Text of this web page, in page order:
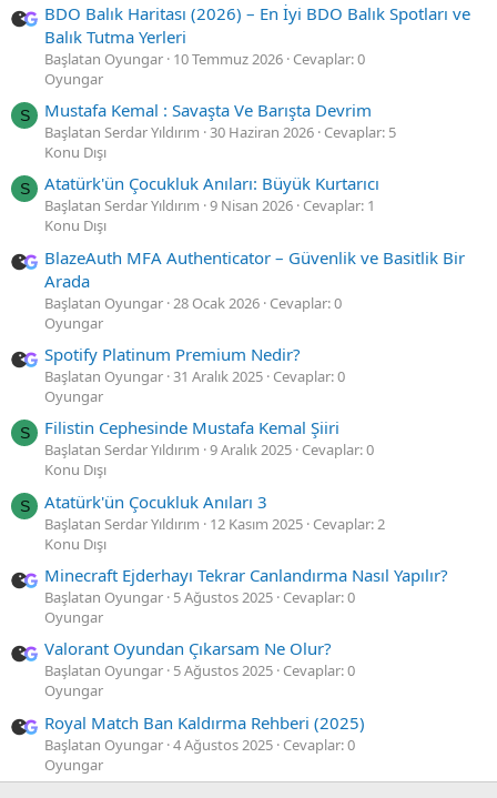
BDO Balık Haritası (2026) – En İyi BDO Balık Spotları ve
Balık Tutma Yerleri
Başlatan Oyungar 10 Temmuz 2026 Cevaplar: 0
Oyungar
S Mustafa Kemal : Savaşta Ve Barışta Devrim
Başlatan Serdar Yıldırım 30 Haziran 2026 Cevaplar: 5
Konu Dışı
S Atatürk'ün Çocukluk Anıları: Büyük Kurtarıcı
Başlatan Serdar Yıldırım 9 Nisan 2026 Cevaplar: 1
Konu Dışı
BlazeAuth MFA Authenticator – Güvenlik ve Basitlik Bir
Arada
Başlatan Oyungar 28 Ocak 2026 Cevaplar: 0
Oyungar
Spotify Platinum Premium Nedir?
Başlatan Oyungar 31 Aralık 2025 Cevaplar: 0
Oyungar
S Filistin Cephesinde Mustafa Kemal Şiiri
Başlatan Serdar Yıldırım 9 Aralık 2025 Cevaplar: 0
Konu Dışı
S Atatürk'ün Çocukluk Anıları 3
Başlatan Serdar Yıldırım 12 Kasım 2025 Cevaplar: 2
Konu Dışı
Minecraft Ejderhayı Tekrar Canlandırma Nasıl Yapılır?
Başlatan Oyungar 5 Ağustos 2025 Cevaplar: 0
Oyungar
Valorant Oyundan Çıkarsam Ne Olur?
Başlatan Oyungar 5 Ağustos 2025 Cevaplar: 0
Oyungar
Royal Match Ban Kaldırma Rehberi (2025)
Başlatan Oyungar 4 Ağustos 2025 Cevaplar: 0
Oyungar